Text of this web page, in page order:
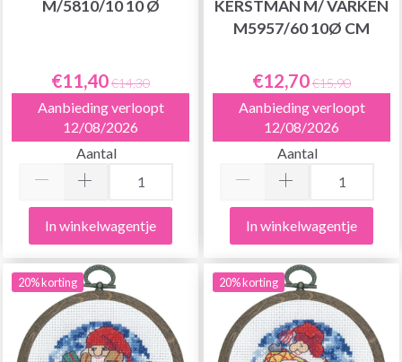
M/5810/10 10 Ø
€11,40€14,30
Aanbieding verloopt
12/08/2026
Aantal
In winkelwagentje
KERSTMAN M/ VARKEN
M5957/60 10Ø CM
€12,70€15,90
Aanbieding verloopt
12/08/2026
Aantal
In winkelwagentje
20% korting 20% korting